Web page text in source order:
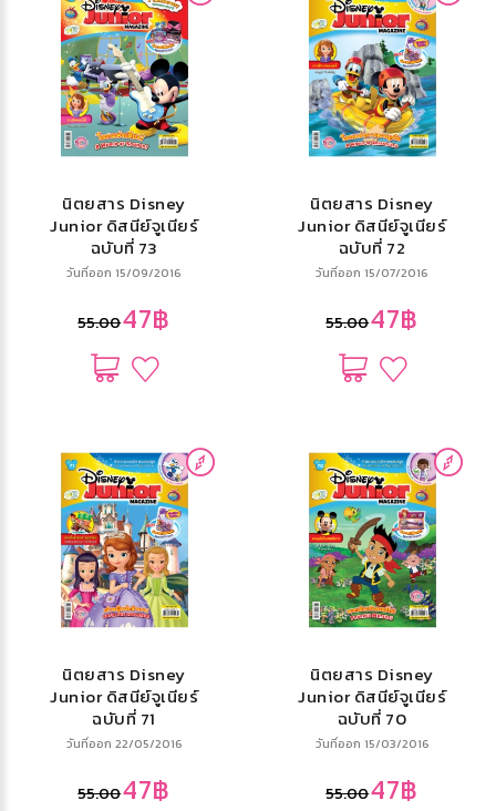
นิตยสาร Disney
Junior ดิสนีย์จูเนียร์
ฉบับที่ 73
วันที่ออก 15/09/2016
55.0047฿
นิตยสาร Disney
Junior ดิสนีย์จูเนียร์
ฉบับที่ 72
วันที่ออก 15/07/2016
55.0047฿
นิตยสาร Disney
Junior ดิสนีย์จูเนียร์
ฉบับที่ 71
วันที่ออก 22/05/2016
55.0047฿
นิตยสาร Disney
Junior ดิสนีย์จูเนียร์
ฉบับที่ 70
วันที่ออก 15/03/2016
55.0047฿